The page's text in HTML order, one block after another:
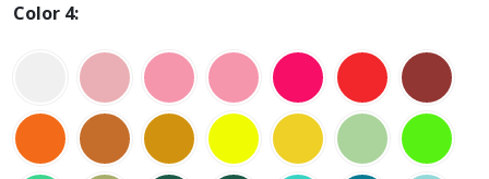
Color 4: